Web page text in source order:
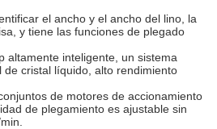
el ancho y el ancho del lino, la
y tiene las funciones de plegado
altamente inteligente, un sistema
cristal líquido, alto rendimiento
de motores de accionamiento
de plegamiento es ajustable sin